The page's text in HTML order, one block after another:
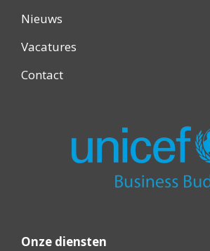
Nieuws
Vacatures
Contact
Onze diensten